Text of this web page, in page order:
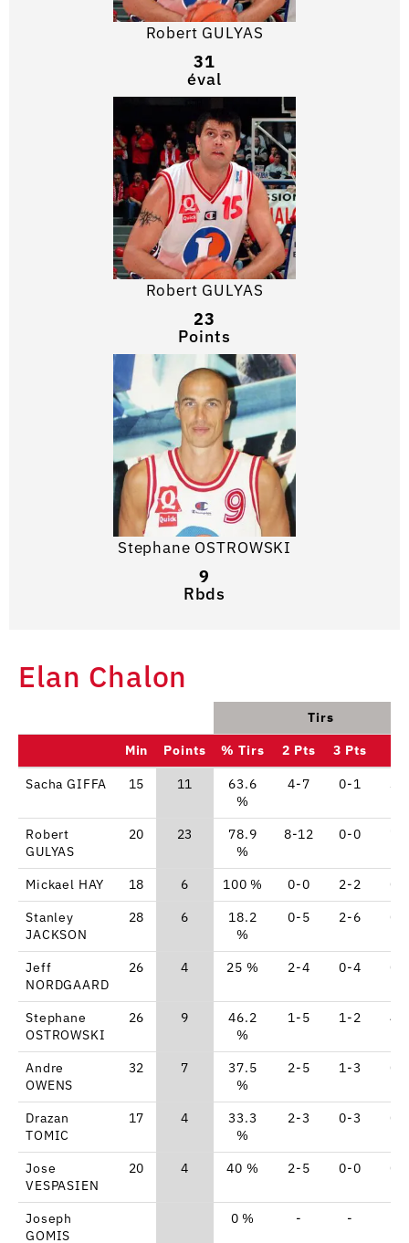
Robert GULYAS
31
éval
Robert GULYAS
23
Points
Stephane OSTROWSKI
9
Rbds
Elan Chalon
Tirs
Min
Points % Tirs 2 Pts 3 Pts
Sacha GIFFA 15 11
63.6
%
4-7 0-1 3-
Robert
GULYAS
20 23
78.9
%
8-12 0-0
Mickael HAY 18 6 100 % 0-0 2-2
0-
Stanley
JACKSON
28 6
18.2
%
0-5 2-6 0-
Jeff
NORDGAARD
26 4 25 % 2-4 0-4 0-
Stephane
OSTROWSKI
26 9
46.2
%
1-5 1-2 4-
Andre
OWENS
32 7
37.5
%
2-5 1-3 0-
Drazan
TOMIC
17 4
33.3
%
2-3 0-3 0-
Jose
VESPASIEN
20 4 40 % 2-5 0-0 0-
Joseph
GOMIS
0 % - -